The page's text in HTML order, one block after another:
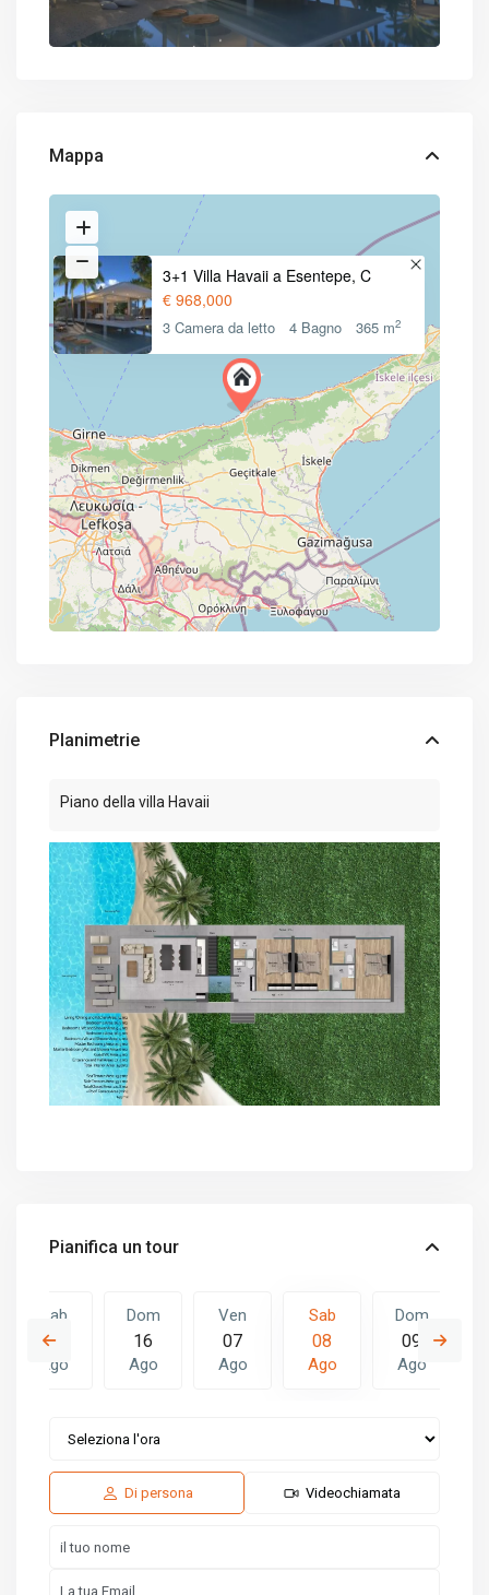
Mappa
3+1 Villa Havaii a Esentepe, C
€ 968,000
3 Camera da letto 4 Bagno 365 m2
Planimetrie
Piano della villa Havaii
Pianifica un tour
Sab
15
Ago
Dom
16
Ago
Ven
07
Ago
Sab
08
Ago
Dom
09
Ago
Ven Sab
Ago
Di persona Videochiamata